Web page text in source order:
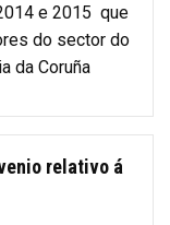
e 2015 que
do sector do
da Coruña
relativo á